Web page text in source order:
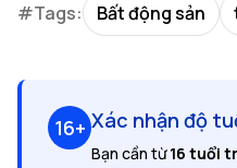
#Tags: Bất động sản
16+ Xác nhận độ
Bạn cần từ16 tuổi